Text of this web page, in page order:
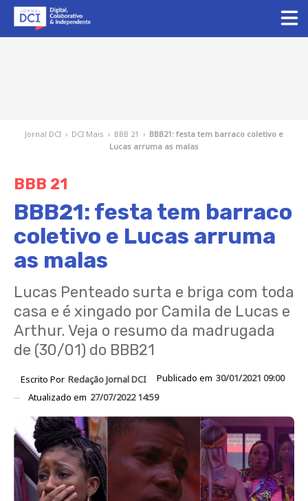
Jornal DCI › DCI Mais › BBB 21 › BBB21: festa tem barraco coletivo e
Lucas arruma as malas
BBB 21
BBB21: festa tem barraco
coletivo e Lucas arruma
as malas
Lucas Penteado surta e briga com toda
casa e é xingado por Camila de Lucas e
Arthur. Veja o resumo da madrugada
de (30/01) do BBB21
Escrito Por Redação Jornal DCI Publicado em 30/01/2021 09:00
Atualizado em 27/07/2022 14:59